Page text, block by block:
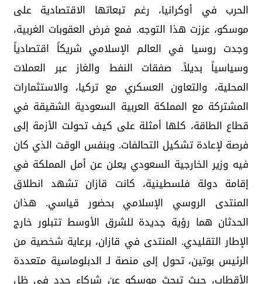
الحرب في أوكرانيا، رغم تبعاتها الاقتصادية على
موسكو، عززت هذا التوجه. فمع فرض العقوبات الغربية،
وجدت روسيا في العالم الإسلامي شريكاً اقتصادياً
وسياسياً بديلاً. صفقات النفط والغاز عبر العملات
المحلية، والتعاون العسكري مع تركيا، والاستثمارات
المشتركة مع المملكة العربية السعودية الشقيقة في
قطاع الطاقة، كلها أمثلة على كيف تحولت الأزمة إلى
فرصة لإعادة تشكيل التحالفات. وبنفس الوقت الذي كان
فيه وزير الخارجية السعودي يعلن عن أمل المملكة في
إقامة دولة فلسطينية، كانت قازان تشهد انطلاق
المنتدى الروسي الإسلامي بحضور قياسي. هذان
الحدثان هما رؤية جديدة للشرق الأوسط تتبلور خارج
الإطار التقليدي. المنتدى في قازان، برعاية شخصية من
الرئيس بوتين، تحول إلى منصة لـ الدبلوماسية متعددة